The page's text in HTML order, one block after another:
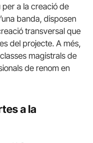
a la creació de
banda, disposen
transversal que
del projecte. A més,
magistrals de
de renom en
a la